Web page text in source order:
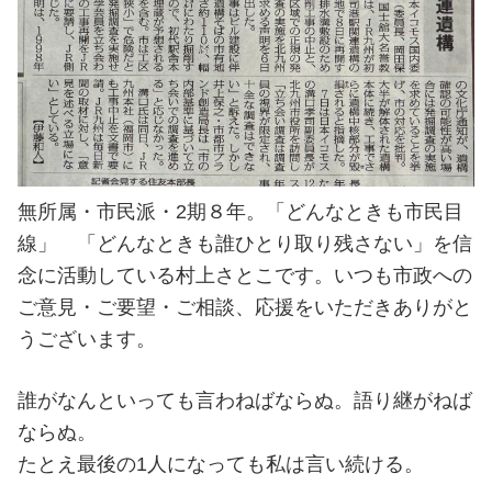
無所属・市民派・2期８年。「どんなときも市民目
線」 「どんなときも誰ひとり取り残さない」を信
念に活動している村上さとこです。いつも市政への
ご意見・ご要望・ご相談、応援をいただきありがと
うございます。
誰がなんといっても言わねばならぬ。語り継がねば
ならぬ。
たとえ最後の1人になっても私は言い続ける。